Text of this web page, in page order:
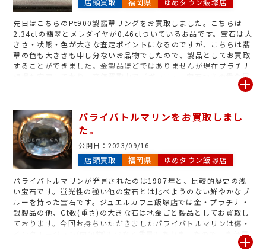
先日はこちらのPt900製翡翠リングをお買取しました。こちらは
2.34ctの翡翠とメレダイヤが0.46ctついているお品です。宝石は大
きさ・状態・色が大きな査定ポイントになるのですが、こちらは翡
翠の色も大きさも申し分ないお品物でしたので、製品としてお買取
することができました。金製品ほどではありませんが現在プラチナ
相場も安定しており、高価買取中でございます。宝石つきの貴金属
はぜひジュエルカフェゆめタウン飯塚店へお持ち下さい。1階ピロ
パライバトルマリンをお買取しまし
た。
公開日： 2023/09/16
店頭買取 福岡県 ゆめタウン飯塚店
パライバトルマリンが発見されたのは1987年と、比較的歴史の浅
い宝石です。蛍光性の強い他の宝石とは比べようのない鮮やかなブ
ルーを持った宝石です。ジュエルカフェ飯塚店では金・プラチナ・
銀製品の他、Ct数(重さ)の大きな石は地金ごと製品としてお買取し
ております。今回お持ちいただきましたパライバトルマリンは傷・
インクルージョン(内包物)も少なく重量もありましたので、高価買
取させていただきました。好みではなくなったものや、サイズが合